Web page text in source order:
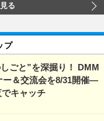
る
プ
ごと”を深掘り！ DMM
＆交流会を8/31開催―
キャッチ